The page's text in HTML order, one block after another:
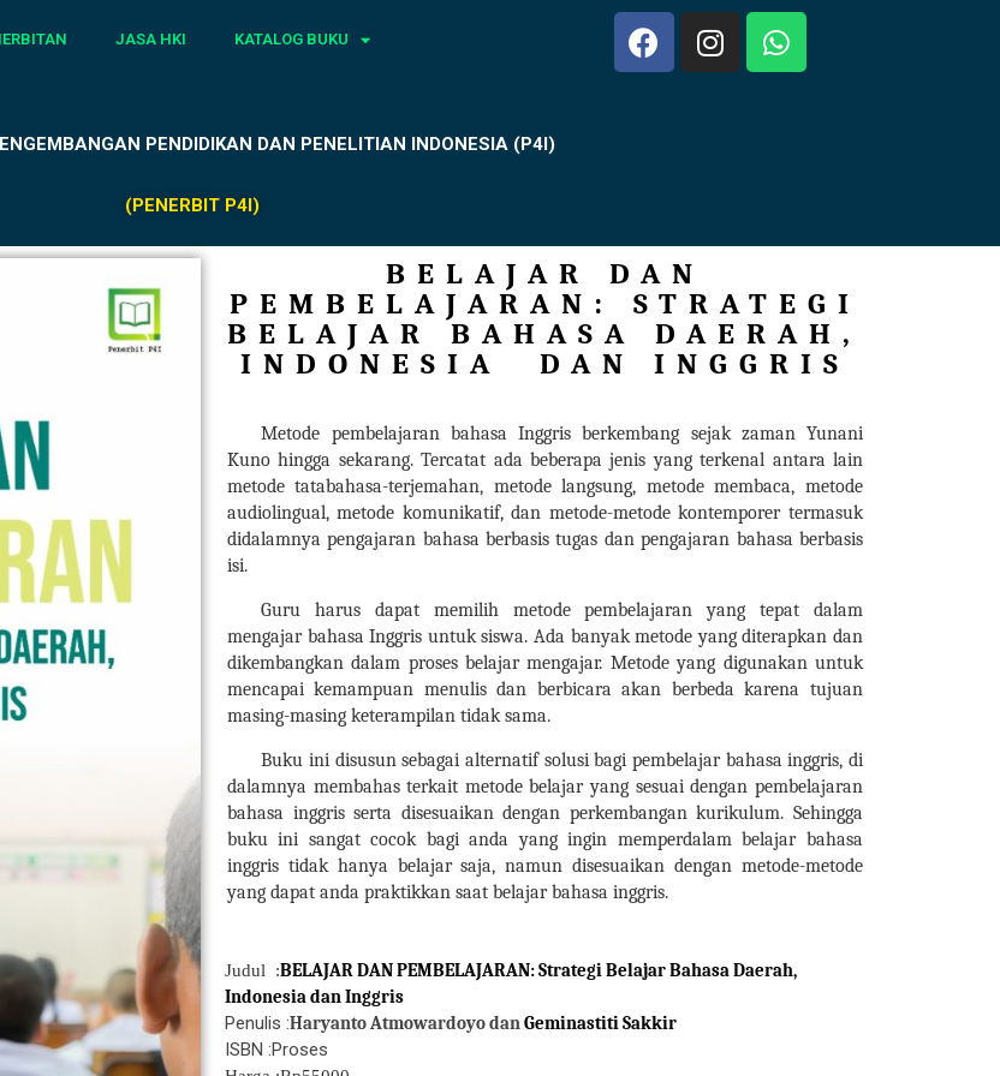
JASA HKI KATALOG BUKU
PENDIDIKAN DAN PENELITIAN INDONESIA (P4I)
(PENERBIT P4I)
BELAJAR DAN
PEMBELAJARAN: STRATEGI
BELAJAR BAHASA DAERAH,
INDONESIA DAN INGGRIS
Metode pembelajaran bahasa Inggris berkembang sejak zaman Yunani
Kuno hingga sekarang.Tercatat ada beberapa jenis yang terkenal antara lain
metode tatabahasa-terjemahan, metode langsung, metode membaca, metode
audiolingual, metode komunikatif, dan metode-metode kontemporer termasuk
didalamnya pengajaran bahasa berbasis tugas dan pengajaran bahasa berbasis
isi.
Guru harus dapat memilih metode pembelajaran yang tepat dalam
mengajar bahasa Inggris untuk siswa. Ada banyak metode yang diterapkan dan
dikembangkan dalam proses belajar mengajar. Metode yang digunakan untuk
mencapai kemampuan menulis dan berbicara akan berbeda karena tujuan
masing-masing keterampilan tidak sama.
Buku ini disusun sebagai alternatif solusi bagi pembelajar bahasa inggris, di
dalamnya membahas terkait metode belajar yang sesuai dengan pembelajaran
bahasa inggris serta disesuaikan dengan perkembangan kurikulum. Sehingga
buku ini sangat cocok bagi anda yang ingin memperdalam belajar bahasa
inggris tidak hanya belajar saja, namun disesuaikan dengan metode-metode
yang dapat anda praktikkan saat belajar bahasa inggris.
Judul :BELAJAR DAN PEMBELAJARAN: Strategi Belajar Bahasa Daerah,
Indonesia dan Inggris
Penulis :Haryanto Atmowardoyo danGeminastiti Sakkir
ISBN :Proses